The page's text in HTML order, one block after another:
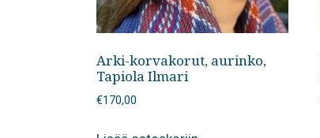
Arki-korvakorut, aurinko,
Tapiola Ilmari
€170,00